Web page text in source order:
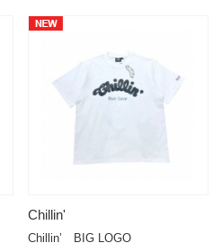
Chillin'
Chillin’ BIG LOGO